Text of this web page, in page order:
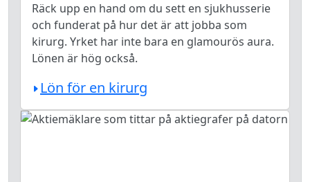
Räck upp en hand om du sett en sjukhusserie
och funderat på hur det är att jobba som
kirurg. Yrket har inte bara en glamourös aura.
Lönen är hög också.
Lön för en kirurg